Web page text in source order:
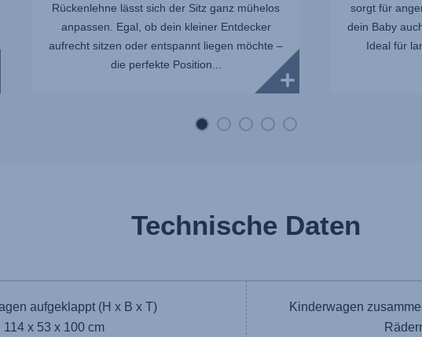
Rückenlehne lässt sich der Sitz ganz mühelos
anpassen. Egal, ob dein kleiner Entdecker
aufrecht sitzen oder entspannt liegen möchte –
die perfekte Position...
sorgt für
dein Baby
Ideal für
Technische Daten
aufgeklappt (H x B x T)
114 x 53 x 100 cm
Kinderwagen